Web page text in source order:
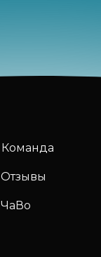
Команда
Отзывы
ЧаВо